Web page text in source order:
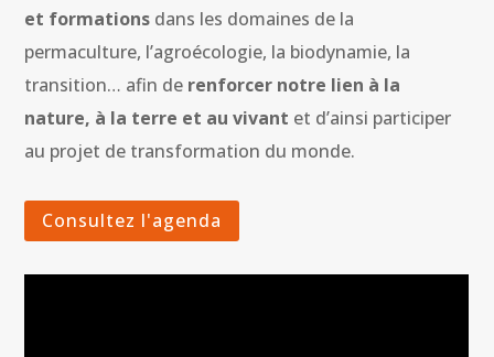
et formations dans les domaines de la
permaculture, l’agroécologie, la biodynamie, la
transition… afin de renforcer notre lien à la
nature, à la terre et au vivant et d’ainsi participer
au projet de transformation du monde.
Consultez l'agenda